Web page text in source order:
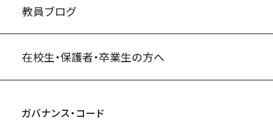
教員ブログ
在校生・保護者・卒業生の方へ
ガバナンス・コード